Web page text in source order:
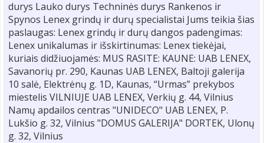
durys Lauko durys Techninės durys Rankenos ir
Spynos Lenex grindų ir durų specialistai Jums teikia šias
paslaugas: Lenex grindų ir durų dangos padengimas:
Lenex unikalumas ir išskirtinumas: Lenex tiekėjai,
kuriais didžiuojamės: MUS RASITE: KAUNE: UAB LENEX,
Savanorių pr. 290, Kaunas UAB LENEX, Baltoji galerija
10 salė, Elektrėnų g. 1D, Kaunas, “Urmas” prekybos
miestelis VILNIUJE UAB LENEX, Verkių g. 44, Vilnius
Namų apdailos centras "UNIDECO" UAB LENEX, P.
Lukšio g. 32, Vilnius "DOMUS GALERIJA" DORTEK, Ulonų
g. 32, Vilnius